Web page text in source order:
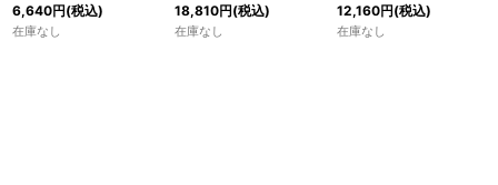
6,640円(税込)
在庫なし
18,810円(税込)
在庫なし
12,160円(税込)
在庫なし